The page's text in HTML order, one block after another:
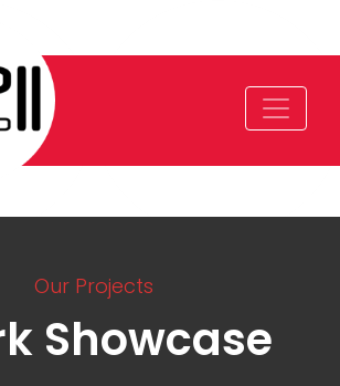
Our Projects
Showcase